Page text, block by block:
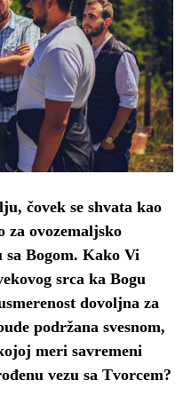
čovek se shvata kao
za ovozemaljsko
sa Bogom. Kako Vi
srca ka Bogu
dovoljna za
podržana svesnom,
meri savremeni
vezu sa Tvorcem?